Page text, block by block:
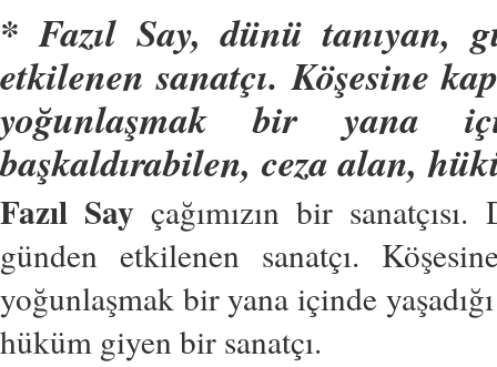
* Fazıl Say, dünü tanıyan,
etkilenen sanatçı. Köşesine
yoğunlaşmak bir yana
başkaldırabilen, ceza alan,
Fazıl Say çağımızın bir
günden etkilenen sanatçı.
yoğunlaşmak bir yana içinde
hüküm giyen bir sanatçı.